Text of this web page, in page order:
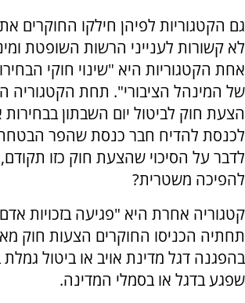
גם הקטגוריות לפיהן חילקו החוקרים
לא קשורות לענייני הרשות השופטת
אחת הקטגוריות היא "שינוי חוקי
של המינהל הציבורי". תחת הקטגוריה
הצעת חוק לביטול יום השבתון
לכנסת להדיח חבר כנסת שהפר הבטחת
לדבר על הסיכוי שהצעת חוק כזו
להפיכה משטרית?
קטגוריה אחרת היא "פגיעה בזכויות
תחתיה הכניסו החוקרים הצעות חוק
בהפגנה דגל מדינת אויב או ביטול גמלת
שפגע בדגל או בסמלי המדינה.